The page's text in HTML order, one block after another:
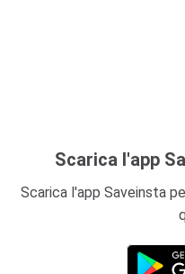
Scarica l'app
Scarica l'app Saveinsta